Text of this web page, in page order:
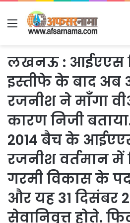
Menu
लखनऊ : आईएएस
इस्तीफे के बाद
रजनीश ने माँगा
कारण निजी
2014 बैच के
रजनीश वर्तमान में
गरमी विकास के
और यह 31 दिसंबर
सेवानिवृत्त होते.